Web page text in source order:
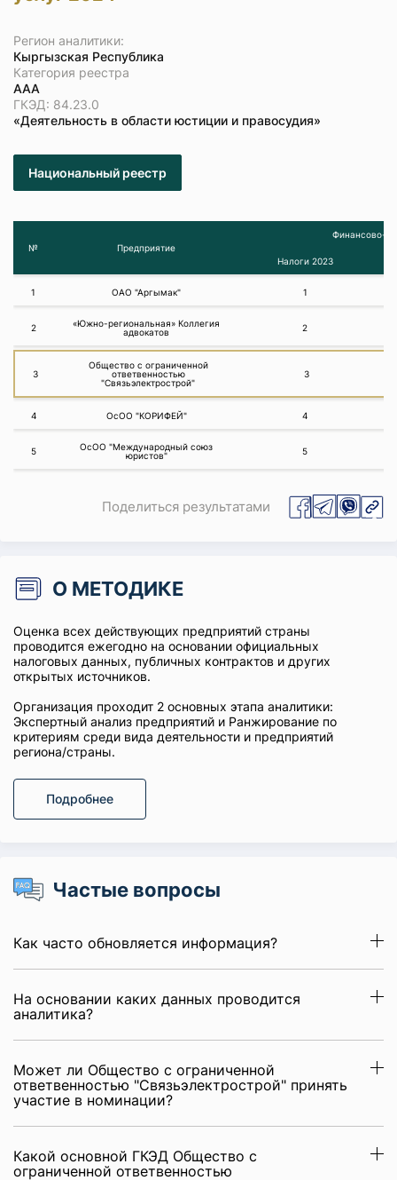
Регион аналитики:
Кыргызская Республика
Категория реестра
ААА
ГКЭД: 84.23.0
«Деятельность в области юстиции и правосудия»
Национальный реестр
№ Предприятие
Финансово-
Налоги 2023
1 ОАО "Аргымак" 1
2
«Южно-региональная» Коллегия
адвокатов
2
3
Общество с ограниченной
ответвенностью
"Связьэлектрострой"
3
4 ОсОО "КОРИФЕЙ" 4
5
ОсОО "Международный союз
юристов"
5
Поделиться результатами
О МЕТОДИКЕ
Оценка всех действующих предприятий страны
проводится ежегодно на основании официальных
налоговых данных, публичных контрактов и других
открытых источников.
Организация проходит 2 основных этапа аналитики:
Экспертный анализ предприятий и Ранжирование по
критериям среди вида деятельности и предприятий
региона/страны.
Подробнее
Частые вопросы
Как часто обновляется информация?
На основании каких данных проводится
аналитика?
Может ли Общество с ограниченной
ответвенностью "Связьэлектрострой" принять
участие в номинации?
Какой основной ГКЭД Общество с
ограниченной ответвенностью